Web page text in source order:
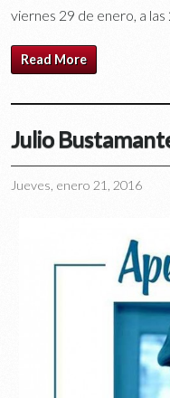
viernes 29 de enero, a
Read More
Julio
Jueves, enero 21, 2016